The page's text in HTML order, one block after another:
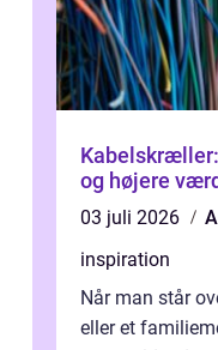
og højere
03 juli 2026
inspiration
Når man står
eller et